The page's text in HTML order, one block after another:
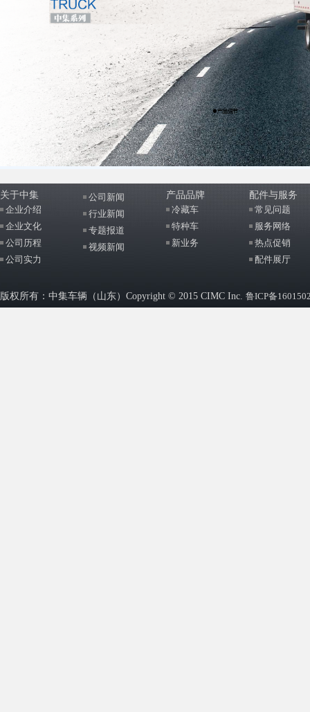
关于中集
企业介绍
企业文化
公司历程
公司实力
公司新闻
行业新闻
专题报道
视频新闻
产品品牌
冷藏车
特种车
新业务
配件与服务
常见问题
服务网络
热点促销
配件展厅
版权所有：中集车辆（山东）Copyright © 2015 CIMC Inc. 鲁ICP备